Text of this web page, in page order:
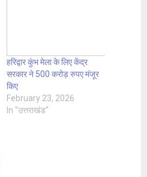
हरिद्वार कुंभ मेला के लिए केंद्र
सरकार ने 500 करोड़ रुपए मंजूर
किए
February 23, 2026
In "उत्तराखंड"